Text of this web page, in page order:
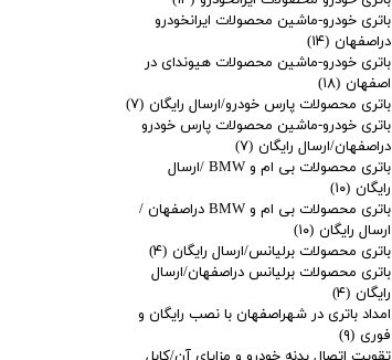
باتری خودرو-ماشین محصولات ایرانخودرو
دراصفهان (۱۴)
باتری خودرو-ماشین محصولات هیوندای در
اصفهان (۱۸)
باتری محصولات پارس خودرو/ارسال رایگان (۷)
باتری خودرو-ماشین محصولات پارس خودرو
دراصفهان/ارسال رایگان (۷)
باتری محصولات بی ام و BMW /ارسال
رایگان (۱۰)
باتری محصولات بی ام و BMW دراصفهان /
ارسال رایگان (۱۰)
باتری محصولات برلیانس/ارسال رایگان (۴)
باتری محصولات برلیانس دراصفهان/ارسال
رایگان (۴)
امداد باتری در شهراصفهان با نصب رایگان و
فوری (۹)